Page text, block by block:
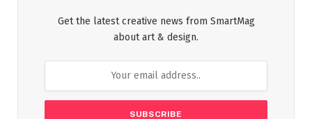
Get the latest creative news from SmartMag
about art & design.